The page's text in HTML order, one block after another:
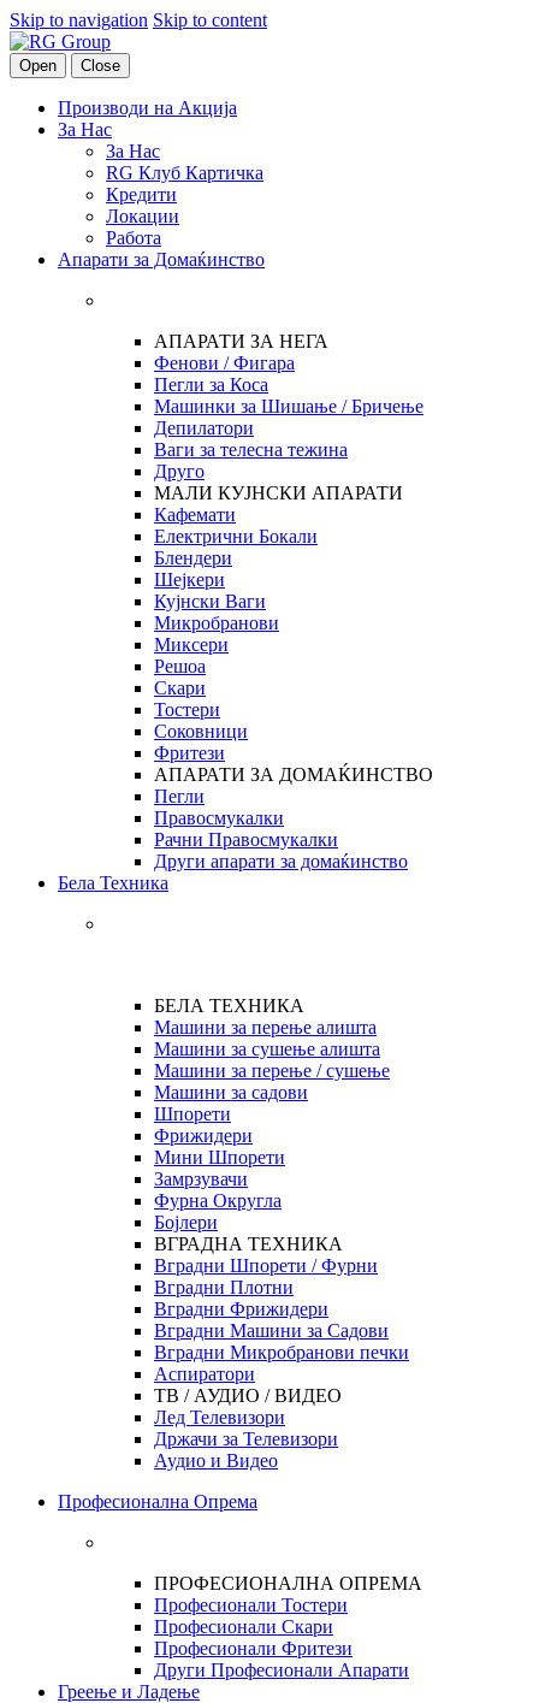
Skip to navigation Skip to content
Open Close
Производи на Акција
За Нас
За Нас
RG Клуб Картичка
Кредити
Локации
Работа
Апарати за Домаќинство
АПАРАТИ ЗА НЕГА
Фенови / Фигара
Пегли за Коса
Машинки за Шишање / Бричење
Депилатори
Ваги за телесна тежина
Друго
МАЛИ КУЈНСКИ АПАРАТИ
Кафемати
Електрични Бокали
Блендери
Шејкери
Кујнски Ваги
Микробранови
Миксери
Решоа
Скари
Тостери
Соковници
Фритези
АПАРАТИ ЗА ДОМАЌИНСТВО
Пегли
Правосмукалки
Рачни Правосмукалки
Други апарати за домаќинство
Бела Техника
БЕЛА ТЕХНИКА
Машини за перење алишта
Машини за сушење алишта
Машини за перење / сушење
Машини за садови
Шпорети
Фрижидери
Мини Шпорети
Замрзувачи
Фурна Округла
Бојлери
ВГРАДНА ТЕХНИКА
Вградни Шпорети / Фурни
Вградни Плотни
Вградни Фрижидери
Вградни Машини за Садови
Вградни Микробранови печки
Аспиратори
ТВ / АУДИО / ВИДЕО
Лед Телевизори
Држачи за Телевизори
Аудио и Видео
Професионална Опрема
ПРОФЕСИОНАЛНА ОПРЕМА
Професионали Тостери
Професионали Скари
Професионали Фритези
Други Професионали Апарати
Греење и Ладење